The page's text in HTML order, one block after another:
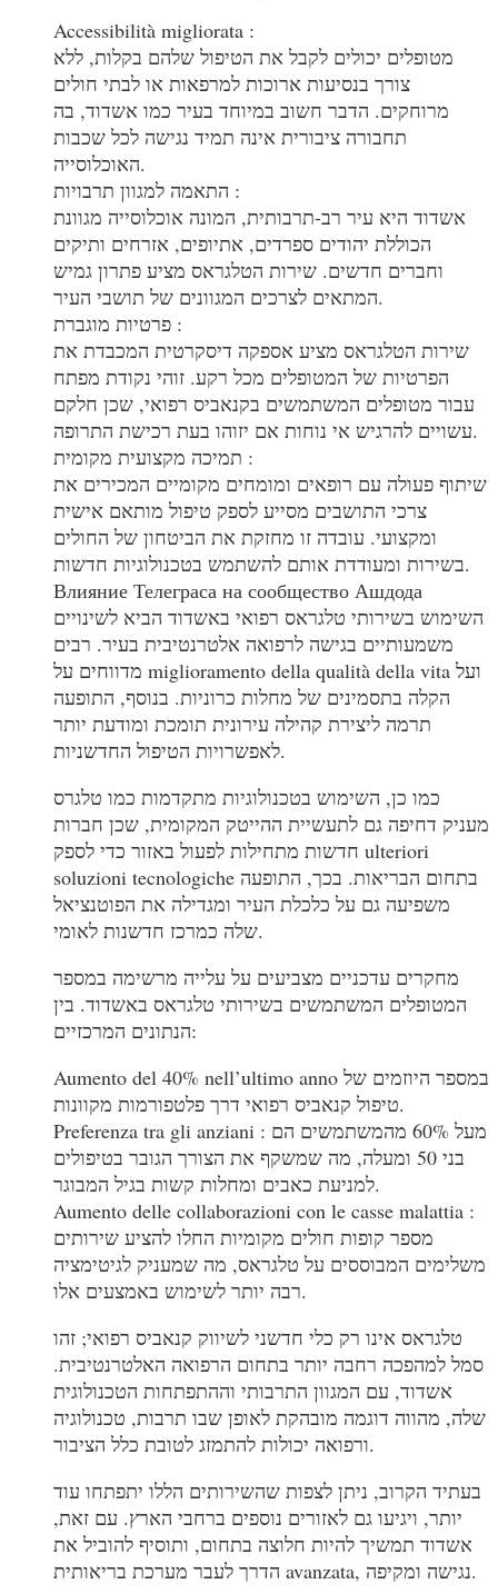
Accessibilità migliorata :
מטופלים יכולים לקבל את הטיפול שלהם בקלות, ללא
צורך בנסיעות ארוכות למרפאות או לבתי חולים
מרוחקים. הדבר חשוב במיוחד בעיר כמו אשדוד, בה
תחבורה ציבורית אינה תמיד נגישה לכל שכבות
האוכלוסייה.
התאמה למגוון תרבויות :
אשדוד היא עיר רב-תרבותית, המונה אוכלוסייה מגוונת
הכוללת יהודים ספרדים, אתיופים, אזרחים ותיקים
וחברים חדשים. שירות הטלגראס מציע פתרון גמיש
המתאים לצרכים המגוונים של תושבי העיר.
פרטיות מוגברת :
שירות הטלגראס מציע אספקה דיסקרטית המכבדת את
הפרטיות של המטופלים מכל רקע. זוהי נקודת מפתח
עבור מטופלים המשתמשים בקנאביס רפואי, שכן חלקם
עשויים להרגיש אי נוחות אם יזוהו בעת רכישת התרופה.
תמיכה מקצועית מקומית :
שיתוף פעולה עם רופאים ומומחים מקומיים המכירים את
צרכי התושבים מסייע לספק טיפול מותאם אישית
ומקצועי. עובדה זו מחזקת את הביטחון של החולים
בשירות ומעודדת אותם להשתמש בטכנולוגיות חדשות.
Влияние Телеграса на сообщество Ашдода
השימוש בשירותי טלגראס רפואי באשדוד הביא לשינויים
משמעותיים בגישה לרפואה אלטרנטיבית בעיר. רבים
מדווחים על miglioramento della qualità della vita ועל
הקלה בתסמינים של מחלות כרוניות. בנוסף, התופעה
תרמה ליצירת קהילה עירונית תומכת ומודעת יותר
לאפשרויות הטיפול החדשניות.
כמו כן, השימוש בטכנולוגיות מתקדמות כמו טלגרס
מעניק דחיפה גם לתעשיית ההייטק המקומית, שכן חברות
חדשות מתחילות לפעול באזור כדי לספק ulteriori
soluzioni tecnologiche בתחום הבריאות. בכך, התופעה
משפיעה גם על כלכלת העיר ומגדילה את הפוטנציאל
שלה כמרכז חדשנות לאומי.
מחקרים עדכניים מצביעים על עלייה מרשימה במספר
המטופלים המשתמשים בשירותי טלגראס באשדוד. בין
הנתונים המרכזיים:
Aumento del 40% nell’ultimo anno במספר היוזמים של
טיפול קנאביס רפואי דרך פלטפורמות מקוונות.
Preferenza tra gli anziani : מעל 60% מהמשתמשים הם
בני 50 ומעלה, מה שמשקף את הצורך הגובר בטיפולים
למניעת כאבים ומחלות קשות בגיל המבוגר.
Aumento delle collaborazioni con le casse malattia :
מספר קופות חולים מקומיות החלו להציע שירותים
משלימים המבוססים על טלגראס, מה שמעניק לגיטימציה
רבה יותר לשימוש באמצעים אלו.
טלגראס אינו רק כלי חדשני לשיווק קנאביס רפואי; זהו
סמל למהפכה רחבה יותר בתחום הרפואה האלטרנטיבית.
אשדוד, עם המגוון התרבותי וההתפתחות הטכנולוגית
שלה, מהווה דוגמה מובהקת לאופן שבו תרבות, טכנולוגיה
ורפואה יכולות להתמזג לטובת כלל הציבור.
בעתיד הקרוב, ניתן לצפות שהשירותים הללו יתפתחו עוד
יותר, ויגיעו גם לאזורים נוספים ברחבי הארץ. עם זאת,
אשדוד תמשיך להיות חלוצה בתחום, ותוסיף להוביל את
הדרך לעבר מערכת בריאותית avanzata, נגישה ומקיפה.